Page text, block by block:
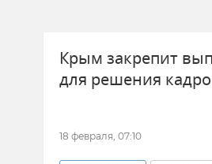
Крым закрепит
для решения
18 февраля, 07:10